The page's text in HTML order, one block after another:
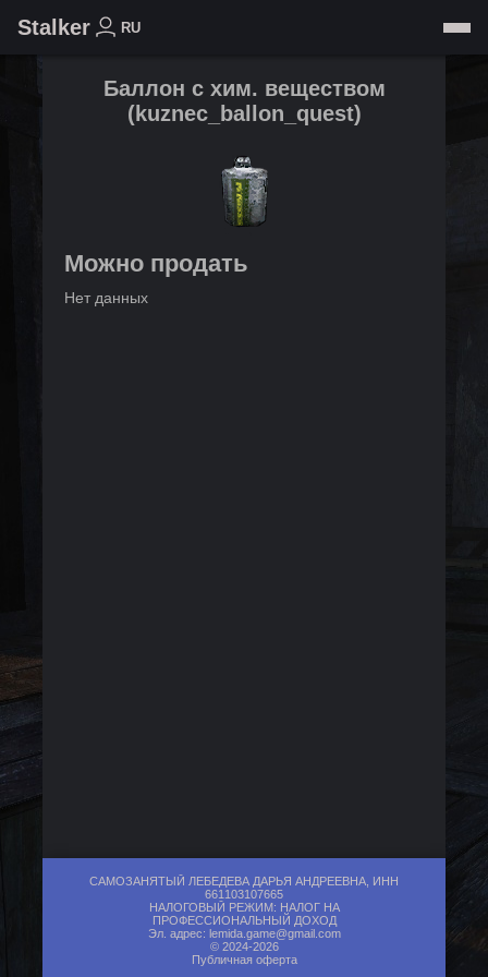
Stalker RU
Баллон с хим. веществом
(kuznec_ballon_quest)
Можно продать
Нет данных
САМОЗАНЯТЫЙ ЛЕБЕДЕВА ДАРЬЯ АНДРЕЕВНА, ИНН
661103107665
НАЛОГОВЫЙ РЕЖИМ: НАЛОГ НА
ПРОФЕССИОНАЛЬНЫЙ ДОХОД
Эл. адрес: lemida.game@gmail.com
© 2024-2026
Публичная оферта